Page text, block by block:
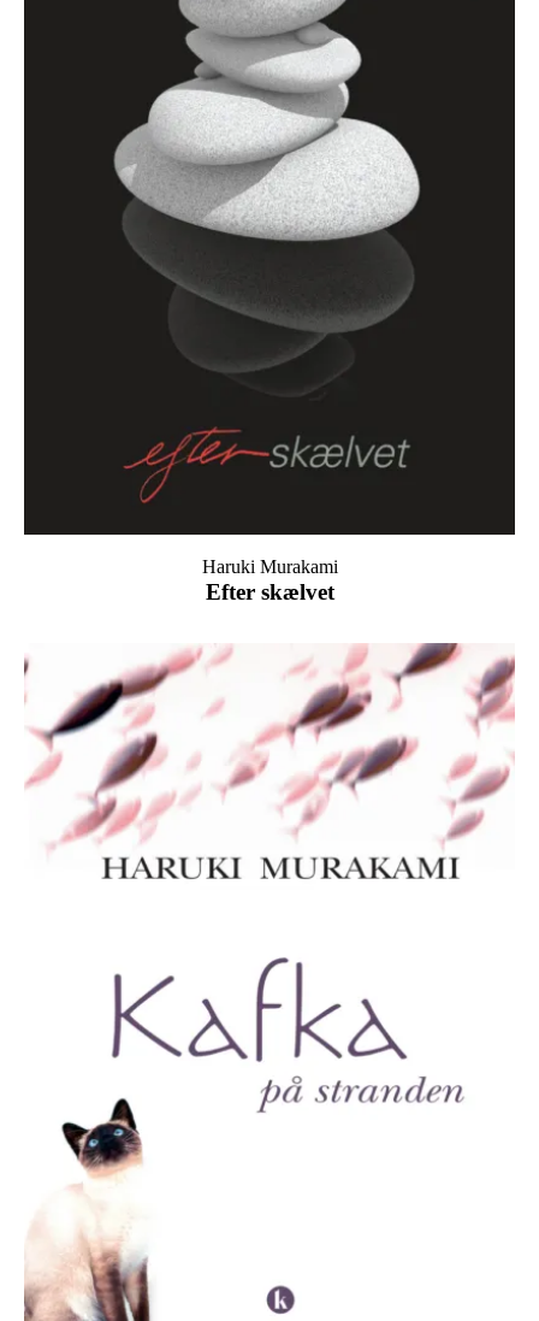
Efter skælvet
Haruki Murakami